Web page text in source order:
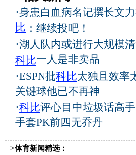
·身患白血病名记撰长文
比 ：继续投吧！
·湖人队内或进行大规模
科比一人是非卖品
·ESPN批科比太独且效率
关键球他已不再神
·科比评心目中垃圾话高
手套PK前四无乔丹
>体育新闻精选：